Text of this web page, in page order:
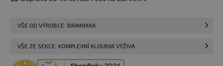
VŠE OD VÝROBCE: BRAINMAX
VŠE ZE SEKCE: KOMPLEXNÍ KLOUBNÍ VÝŽIVA